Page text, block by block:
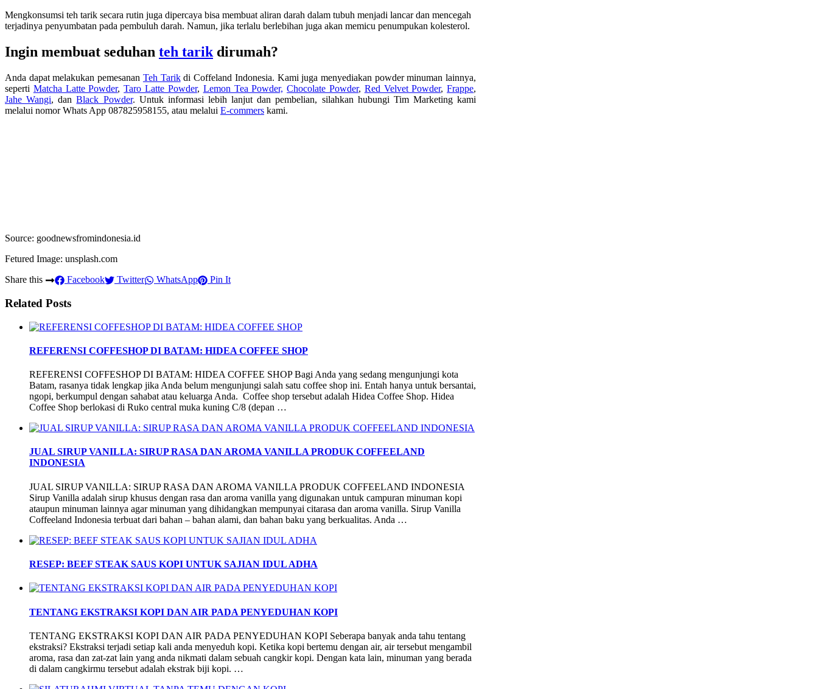
Mengkonsumsi teh tarik secara rutin juga dipercaya bisa membuat aliran darah dalam tubuh menjadi lancar dan mencegah
terjadinya penyumbatan pada pembuluh darah. Namun, jika terlalu berlebihan juga akan memicu penumpukan kolesterol.
Ingin membuat seduhan teh tarikdirumah?
Anda dapat melakukan pemesanan Teh Tarikdi Coffeland Indonesia. Kami juga menyediakan powder minuman lainnya,
seperti Matcha Latte Powder,Taro Latte Powder, Lemon Tea Powder, Chocolate Powder, Red Velvet Powder,Frappe,
Jahe Wangi, danBlack Powder. Untuk informasi lebih lanjut dan pembelian, silahkan hubungi Tim Marketing kami
melalui nomor Whats App 087825958155, atau melalui E-commers kami.
Source: goodnewsfromindonesia.id
Fetured Image: unsplash.com
Share this
Facebook Twitter WhatsApp Pin It
Related Posts
REFERENSI COFFESHOP DI BATAM: HIDEA COFFEE SHOP
REFERENSI COFFESHOP DI BATAM: HIDEA COFFEE SHOP Bagi Anda yang sedang mengunjungi kota
Batam, rasanya tidak lengkap jika Anda belum mengunjungi salah satu coffee shop ini. Entah hanya untuk bersantai,
ngopi, berkumpul dengan sahabat atau keluarga Anda. Coffee shop tersebut adalah Hidea Coffee Shop. Hidea
Coffee Shop berlokasi di Ruko central muka kuning C/8 (depan …
JUAL SIRUP VANILLA: SIRUP RASA DAN AROMA VANILLA PRODUK COFFEELAND
INDONESIA
JUAL SIRUP VANILLA: SIRUP RASA DAN AROMA VANILLA PRODUK COFFEELAND INDONESIA
Sirup Vanilla adalah sirup khusus dengan rasa dan aroma vanilla yang digunakan untuk campuran minuman kopi
ataupun minuman lainnya agar minuman yang dihidangkan mempunyai citarasa dan aroma vanilla. Sirup Vanilla
Coffeeland Indonesia terbuat dari bahan – bahan alami, dan bahan baku yang berkualitas. Anda …
RESEP: BEEF STEAK SAUS KOPI UNTUK SAJIAN IDUL ADHA
TENTANG EKSTRAKSI KOPI DAN AIR PADA PENYEDUHAN KOPI
TENTANG EKSTRAKSI KOPI DAN AIR PADA PENYEDUHAN KOPI Seberapa banyak anda tahu tentang
ekstraksi? Ekstraksi terjadi setiap kali anda menyeduh kopi. Ketika kopi bertemu dengan air, air tersebut mengambil
aroma, rasa dan zat-zat lain yang anda nikmati dalam sebuah cangkir kopi. Dengan kata lain, minuman yang berada
di dalam cangkirmu tersebut adalah ekstrak biji kopi. …